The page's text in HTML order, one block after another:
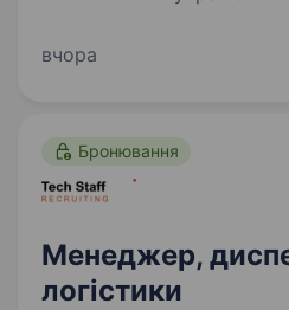
доставку посилок,
вчора
Бронювання
Менеджер,
логістики